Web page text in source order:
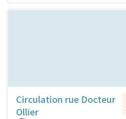
Circulation rue Docteur
Ollier